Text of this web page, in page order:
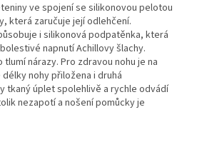
ve spojení se silikonovou pelotou
která zaručuje její odlehčení.
i silikonová podpatěnka, která
napnutí Achillovy šlachy.
nárazy. Pro zdravou nohu je na
nohy přiložena i druhá
tkaný úplet spolehlivě a rychle odvádí
nezapotí a nošení pomůcky je